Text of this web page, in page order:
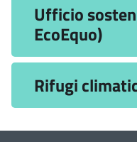
Ufficio
EcoEquo)
Rifugi